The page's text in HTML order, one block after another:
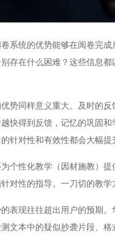
统的优势能够在阅卷完成
存在什么困难？这些信息
同样意义重大。及时的反
得到反馈，记忆的巩固
针对性和有效性都会大幅提
性化教学（因材施教）提
对性的指导。一刀切的教学
现往往超出用户的预期。
文本中的疑似抄袭片段、